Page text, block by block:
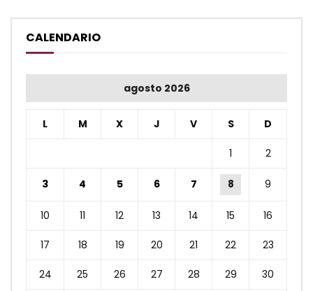
CALENDARIO
agosto 2026
L M X J V S D
1 2
3 4 5 6 7 8 9
10 11 12 13 14 15 16
17 18 19 20 21 22 23
24 25 26 27 28 29 30